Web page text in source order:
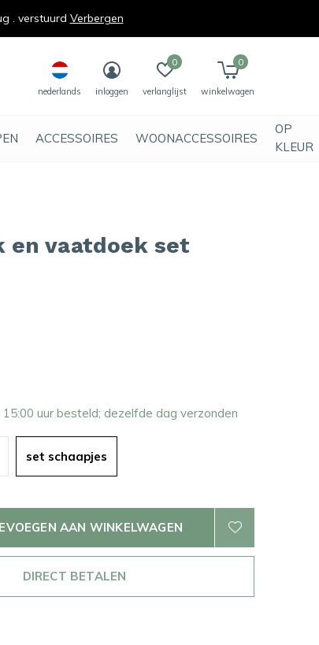
ACCESSOIRES WOONACCESSOIRES
OP
KLEUR
nederlands inloggen verlanglijst
0
winkelwagen
0
en vaatdoek set
15:00 uur besteld; dezelfde dag verzonden
set schaapjes
AAN WINKELWAGEN
DIRECT BETALEN
. verstuurd Verbergen